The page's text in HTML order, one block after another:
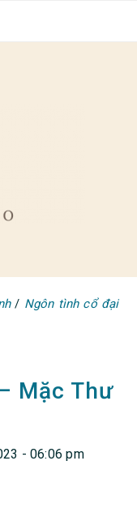
/ Ngôn tình cổ đại
Mặc Thư
- 06:06 pm